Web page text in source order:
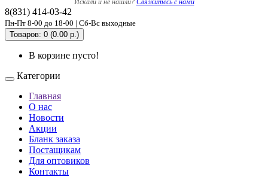
Искали и не нашли? Свяжитесь с нами
8(831) 414-03-42
Пн-Пт 8-00 до 18-00 | Сб-Вс выходные
Товаров: 0 (0.00 р.)
В корзине пусто!
Категории
Главная
О нас
Новости
Акции
Бланк заказа
Постащикам
Для оптовиков
Контакты